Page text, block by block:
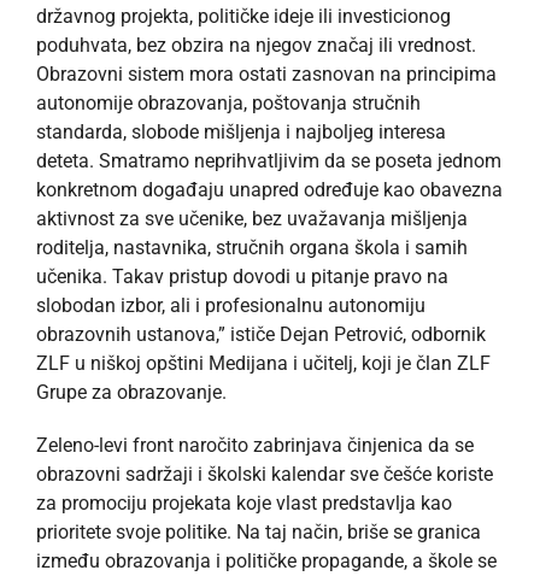
državnog projekta, političke ideje ili investicionog
poduhvata, bez obzira na njegov značaj ili vrednost.
Obrazovni sistem mora ostati zasnovan na principima
autonomije obrazovanja, poštovanja stručnih
standarda, slobode mišljenja i najboljeg interesa
deteta. Smatramo neprihvatljivim da se poseta jednom
konkretnom događaju unapred određuje kao obavezna
aktivnost za sve učenike, bez uvažavanja mišljenja
roditelja, nastavnika, stručnih organa škola i samih
učenika. Takav pristup dovodi u pitanje pravo na
slobodan izbor, ali i profesionalnu autonomiju
obrazovnih ustanova,” ističe Dejan Petrović, odbornik
ZLF u niškoj opštini Medijana i učitelj, koji je član ZLF
Grupe za obrazovanje.
Zeleno-levi front naročito zabrinjava činjenica da se
obrazovni sadržaji i školski kalendar sve češće koriste
za promociju projekata koje vlast predstavlja kao
prioritete svoje politike. Na taj način, briše se granica
između obrazovanja i političke propagande, a škole se